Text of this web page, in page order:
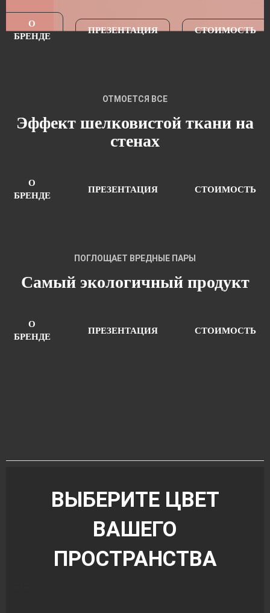
О
БРЕНДЕ
ПРЕЗЕНТАЦИЯ СТОИМОСТЬ
ОТМОЕТСЯ ВСЕ
Эффект шелковистой ткани на
стенах
О
БРЕНДЕ
ПРЕЗЕНТАЦИЯ СТОИМОСТЬ
ПОГЛОЩАЕТ ВРЕДНЫЕ ПАРЫ
Самый экологичный продукт
О
БРЕНДЕ
ПРЕЗЕНТАЦИЯ СТОИМОСТЬ
ВЫБЕРИТЕ ЦВЕТ
ВАШЕГО
ПРОСТРАНСТВА